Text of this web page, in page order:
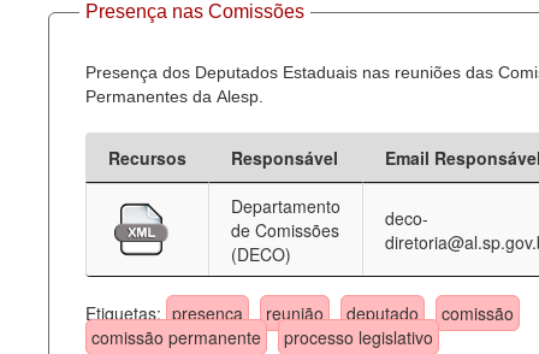
Presença nas Comissões
Presença dos Deputados Estaduais nas reuniões das
Permanentes da Alesp.
Recursos Responsável
Email
Departamento
de Comissões
(DECO)
deco-
Etiquetas: presença reunião deputado
comissão
comissão permanente
processo legislativo